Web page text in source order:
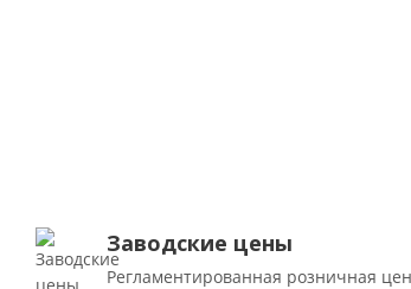
Заводские цены
Регламентированная розничная